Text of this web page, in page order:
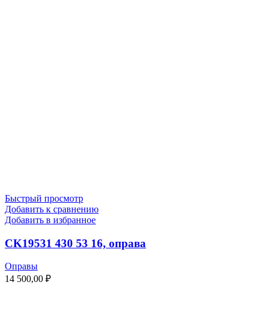
Быстрый просмотр
Добавить к сравнению
Добавить в избранное
CK19531 430 53 16, оправа
Оправы
14 500,00 ₽